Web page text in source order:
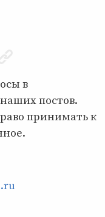
в
постов.
принимать к